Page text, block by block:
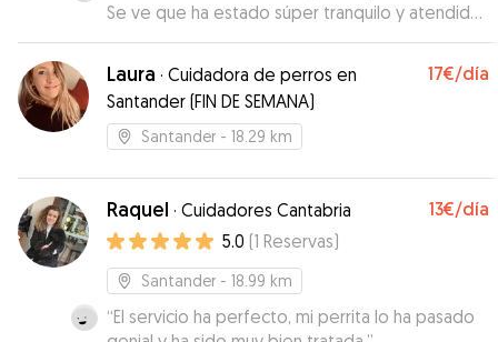
Se ve que ha estado súper tranquilo y atendido.
Durante todo el tiempo nos ha mandado fotos y
se le veia disfrutando. Gracias!!
Laura · Cuidadora de perros en
Santander (FIN DE SEMANA)
17€/día
Santander - 18.29 km
Raquel · Cuidadores Cantabria 13€/día
5.0 (1 Reservas)
Santander - 18.99 km
“El servicio ha perfecto, mi perrita lo ha pasado